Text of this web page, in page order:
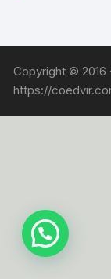
Copyright © 2016
https://